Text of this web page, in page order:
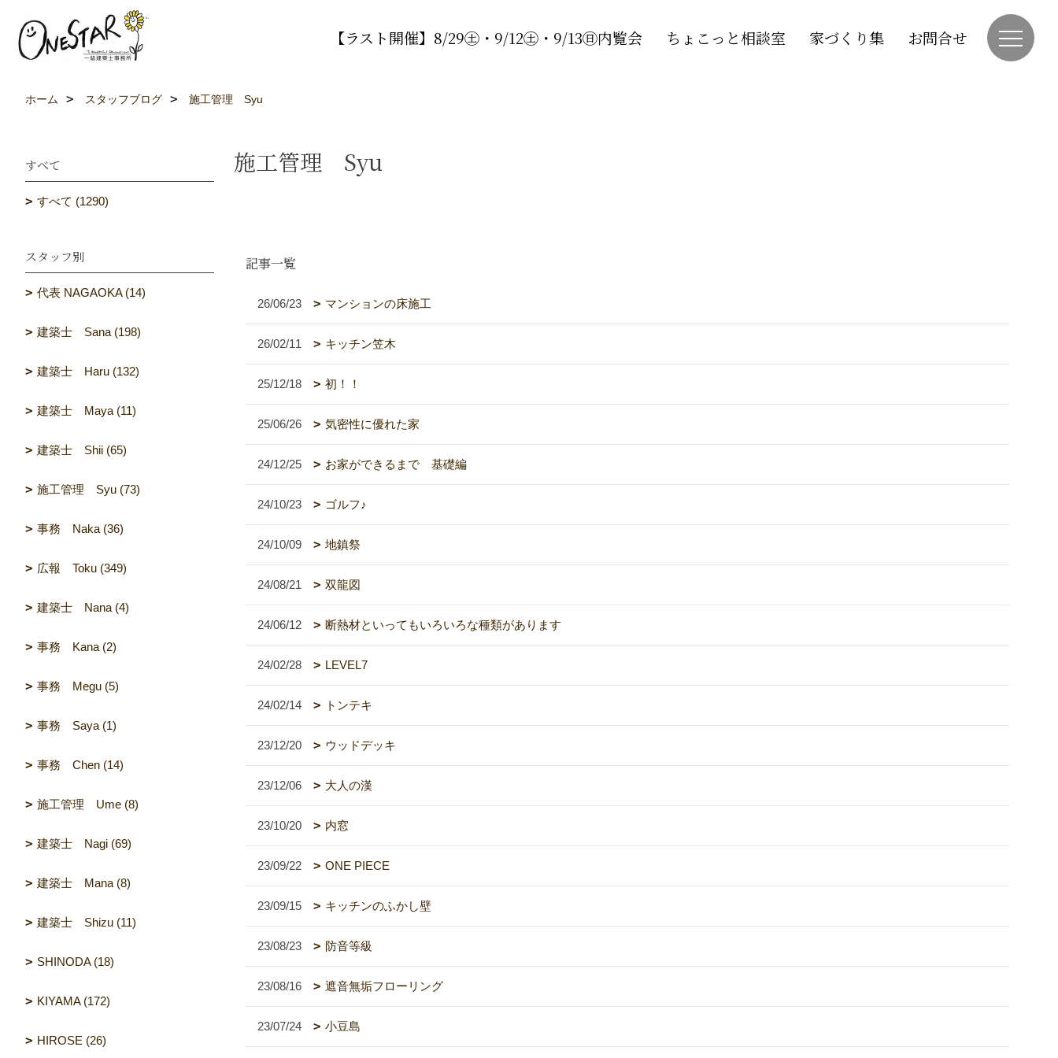
【ラスト開催】8/29㊏・9/12㊏・9/13㊐内覧会 ちょこっと相談室 家づくり集 お問合せ
ホーム スタッフブログ 施工管理 Syu
施工管理 Syu
記事一覧
26/06/23 マンションの床施工
26/02/11 キッチン笠木
25/12/18 初！！
25/06/26 気密性に優れた家
24/12/25 お家ができるまで 基礎編
24/10/23 ゴルフ♪
24/10/09 地鎮祭
24/08/21 双龍図
24/06/12 断熱材といってもいろいろな種類があります
24/02/28 LEVEL7
24/02/14 トンテキ
23/12/20 ウッドデッキ
23/12/06 大人の漢
23/10/20 内窓
23/09/22 ONE PIECE
23/09/15 キッチンのふかし壁
23/08/23 防音等級
23/08/16 遮音無垢フローリング
23/07/24 小豆島
すべて
すべて (1290)
スタッフ別
代表 NAGAOKA (14)
建築士 Sana (198)
建築士 Haru (132)
建築士 Maya (11)
建築士 Shii (65)
施工管理 Syu (73)
事務 Naka (36)
広報 Toku (349)
建築士 Nana (4)
事務 Kana (2)
事務 Megu (5)
事務 Saya (1)
事務 Chen (14)
施工管理 Ume (8)
建築士 Nagi (69)
建築士 Mana (8)
建築士 Shizu (11)
SHINODA (18)
KIYAMA (172)
HIROSE (26)